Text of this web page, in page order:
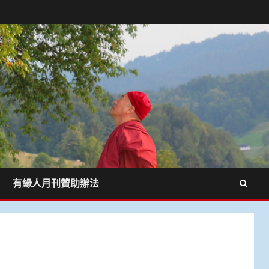
有緣人月刊贊助辦法